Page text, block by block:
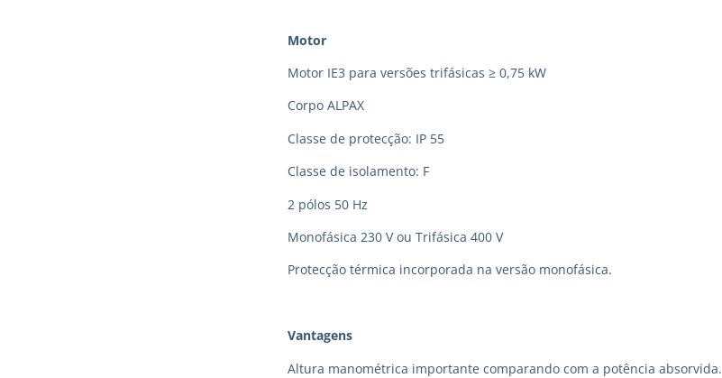
Motor
Motor IE3 para versões trifásicas ≥ 0,75 kW
Corpo ALPAX
Classe de protecção: IP 55
Classe de isolamento: F
2 pólos 50 Hz
Monofásica 230 V ou Trifásica 400 V
Protecção térmica incorporada na versão monofásica.
Vantagens
Altura manométrica importante comparando com a potência absorvida.